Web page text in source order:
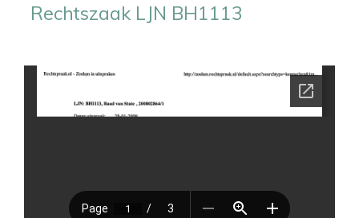
Rechtszaak LJN BH1113